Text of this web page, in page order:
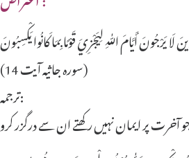
(سورہ جاثیہ آیت 14)
ترجمہ:
آخرت پر ایمان نہیں رکھتے ان سے درگزر کرو